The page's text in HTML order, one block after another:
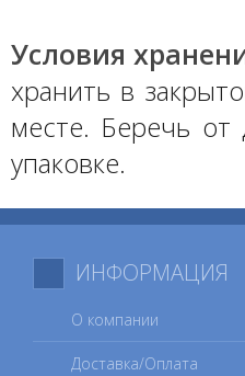
Условия
хранить в
месте. Беречь от
упаковке.
ИНФОРМАЦИЯ
О компании
Доставка/Оплата